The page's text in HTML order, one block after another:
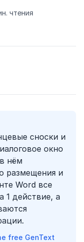
чтения
сноски и
окно
нём
размещения и
Word все
1 действие, а
free GenText